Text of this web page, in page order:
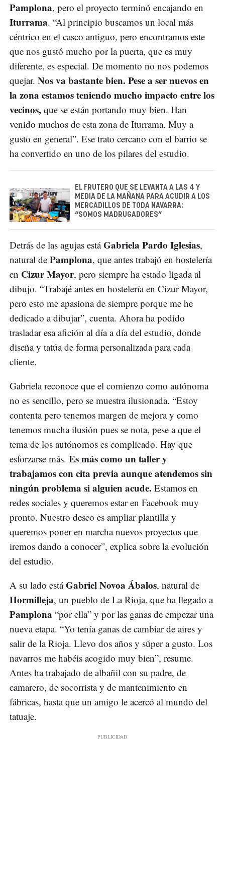
Pamplona, pero el proyecto terminó encajando en
Iturrama. “Al principio buscamos un local más
céntrico en el casco antiguo, pero encontramos este
que nos gustó mucho por la puerta, que es muy
diferente, es especial. De momento no nos podemos
quejar. Nos va bastante bien. Pese a ser nuevos en
la zona estamos teniendo mucho impacto entre los
vecinos, que se están portando muy bien. Han
venido muchos de esta zona de Iturrama. Muy a
gusto en general”. Ese trato cercano con el barrio se
ha convertido en uno de los pilares del estudio.
EL FRUTERO QUE SE LEVANTA A LAS 4 Y
MEDIA DE LA MAÑANA PARA ACUDIR A LOS
MERCADILLOS DE TODA NAVARRA:
“SOMOS MADRUGADORES”
Detrás de las agujas estáGabriela Pardo Iglesias,
natural de Pamplona, que antes trabajó en hostelería
en Cizur Mayor, pero siempre ha estado ligada al
dibujo. “Trabajé antes en hostelería en Cizur Mayor,
pero esto me apasiona de siempre porque me he
dedicado a dibujar”, cuenta. Ahora ha podido
trasladar esa afición al día a día del estudio, donde
diseña y tatúa de forma personalizada para cada
cliente.
Gabriela reconoce que el comienzo como autónoma
no es sencillo, pero se muestra ilusionada. “Estoy
contenta pero tenemos margen de mejora y como
tenemos mucha ilusión pues se nota, pese a que el
tema de los autónomos es complicado. Hay que
esforzarse más. Es más como un taller y
trabajamos con cita previa aunque atendemos sin
ningún problema si alguien acude. Estamos en
redes sociales y queremos estar en Facebook muy
pronto. Nuestro deseo es ampliar plantilla y
queremos poner en marcha nuevos proyectos que
iremos dando a conocer”, explica sobre la evolución
del estudio.
A su lado estáGabriel Novoa Ábalos, natural de
Hormilleja, un pueblo de La Rioja, que ha llegado a
Pamplona “por ella” y por las ganas de empezar una
nueva etapa. “Yo tenía ganas de cambiar de aires y
salir de la Rioja. Llevo dos años y súper a gusto. Los
navarros me habéis acogido muy bien”, resume.
Antes ha trabajado de albañil con su padre, de
camarero, de socorrista y de mantenimiento en
fábricas, hasta que un amigo le acercó al mundo del
tatuaje.